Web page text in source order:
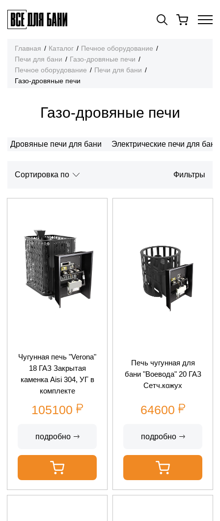
Главная Каталог
Печное оборудование
Печи для бани
Газо-дровяные печи
Печное оборудование
Печи для бани
Газо-дровяные печи
Газо-дровяные печи
Дровяные печи для бани Электрические печи для бани
Cортировка по Фильтры
Чугунная печь "Verona"
18 ГАЗ Закрытая
каменка Aisi 304, УГ в
комплекте
105100
подробно
Печь чугунная для
бани "Воевода" 20 ГАЗ
Сетч.кожух
64600
подробно